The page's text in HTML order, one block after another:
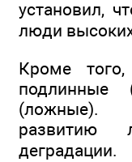
установил,
люди
Кроме того,
(ложные).
развитию
деградации.